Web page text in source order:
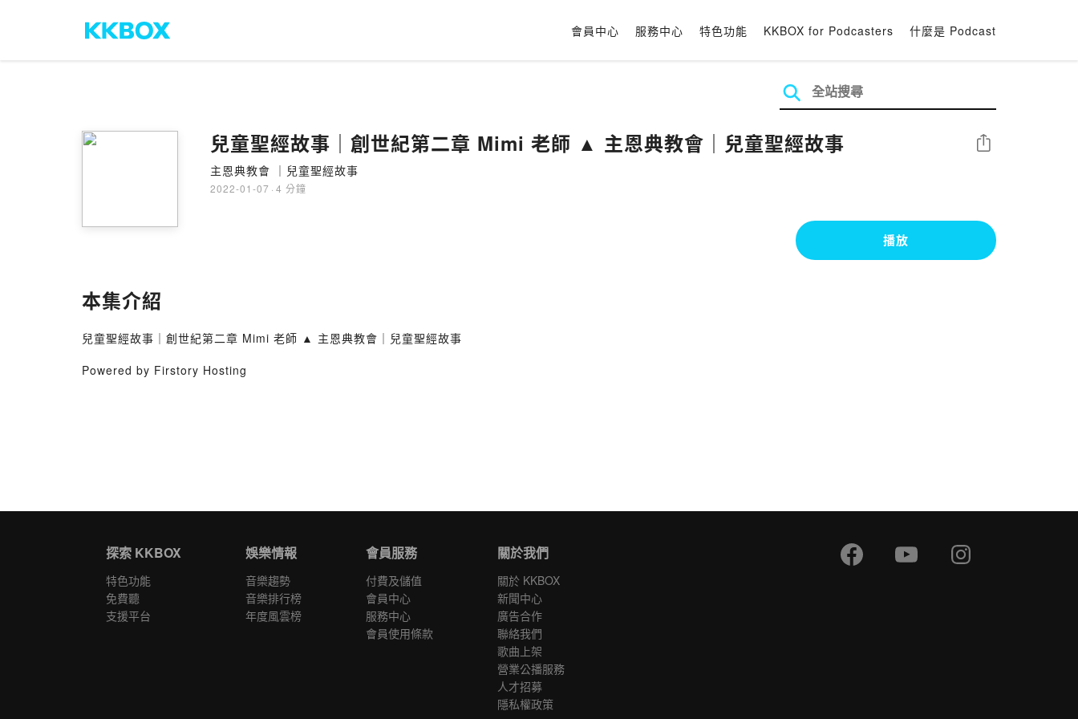
會員中心 服務中心 特色功能 KKBOX for Podcasters 什麼是 Podcast
兒童聖經故事｜創世紀第二章 Mimi 老師 ▲ 主恩典教會｜兒童聖經故事
主恩典教會 ｜兒童聖經故事
2022-01-07 · 4 分鐘
分享
播放
本集介紹
兒童聖經故事｜創世紀第二章 Mimi 老師 ▲ 主恩典教會｜兒童聖經故事
Powered by Firstory Hosting
探索 KKBOX
特色功能
免費聽
支援平台
娛樂情報
音樂趨勢
音樂排行榜
年度風雲榜
會員服務
付費及儲值
會員中心
服務中心
會員使用條款
關於我們
關於 KKBOX
新聞中心
廣告合作
聯絡我們
歌曲上架
營業公播服務
人才招募
隱私權政策